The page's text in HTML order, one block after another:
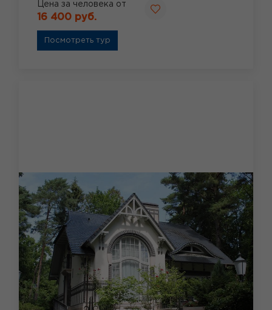
Цена за человека от
16 400 руб.
Посмотреть тур